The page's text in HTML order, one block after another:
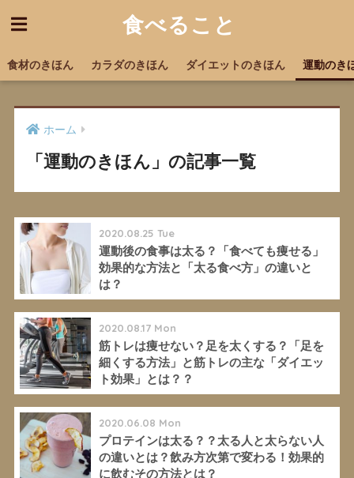
食べること
食材のきほん カラダのきほん ダイエットのきほん 運動のき
ホーム
「運動のきほん」の記事一覧
2020.08.25 Tue
運動後の食事は太る？「食べても痩せる」
効果的な方法と「太る食べ方」の違いと
は？
2020.08.17 Mon
筋トレは痩せない？足を太くする？「足を
細くする方法」と筋トレの主な「ダイエッ
ト効果」とは？？
2020.06.08 Mon
プロテインは太る？？太る人と太らない人
の違いとは？飲み方次第で変わる！効果的
に飲むその方法とは？